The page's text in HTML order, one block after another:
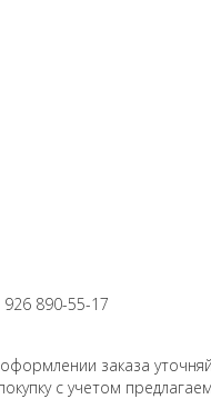
890-55-17
заказа
с учетом